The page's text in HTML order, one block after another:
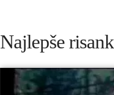
Najlepše